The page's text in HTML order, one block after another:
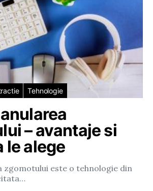
Tehnologie
– avantaje si
le alege
zgomotului este o tehnologie din